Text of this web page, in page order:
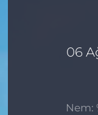
06
Nem:
GÜNCEL